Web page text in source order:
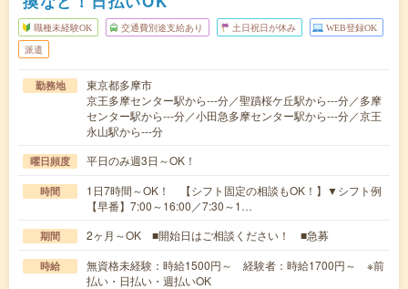
職種未経験OK 交通費別途支給あり 土日祝日が休み WEB登録OK
派遣
勤務地
東京都多摩市
京王多摩センター駅から---分／聖蹟桜ケ丘駅から---分／多摩
センター駅から---分／小田急多摩センター駅から---分／京王
永山駅から---分
曜日頻度 平日のみ週3日～OK！
時間
1日7時間～OK！ 【シフト固定の相談もOK！】▼シフト例
【早番】7:00～16:00／7:30～1…
期間 2ヶ月～OK ■開始日はご相談ください！ ■急募
時給
無資格未経験：時給1500円～ 経験者：時給1700円～ ※前
払い・日払い・週払いOK